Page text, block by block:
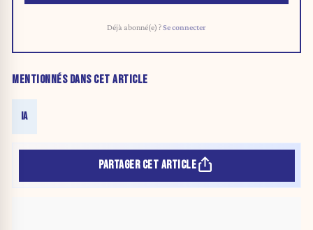
Déjà abonné(e) ?Se connecter
MENTIONNÉS DANS CET ARTICLE
IA
PARTAGER CET ARTICLE